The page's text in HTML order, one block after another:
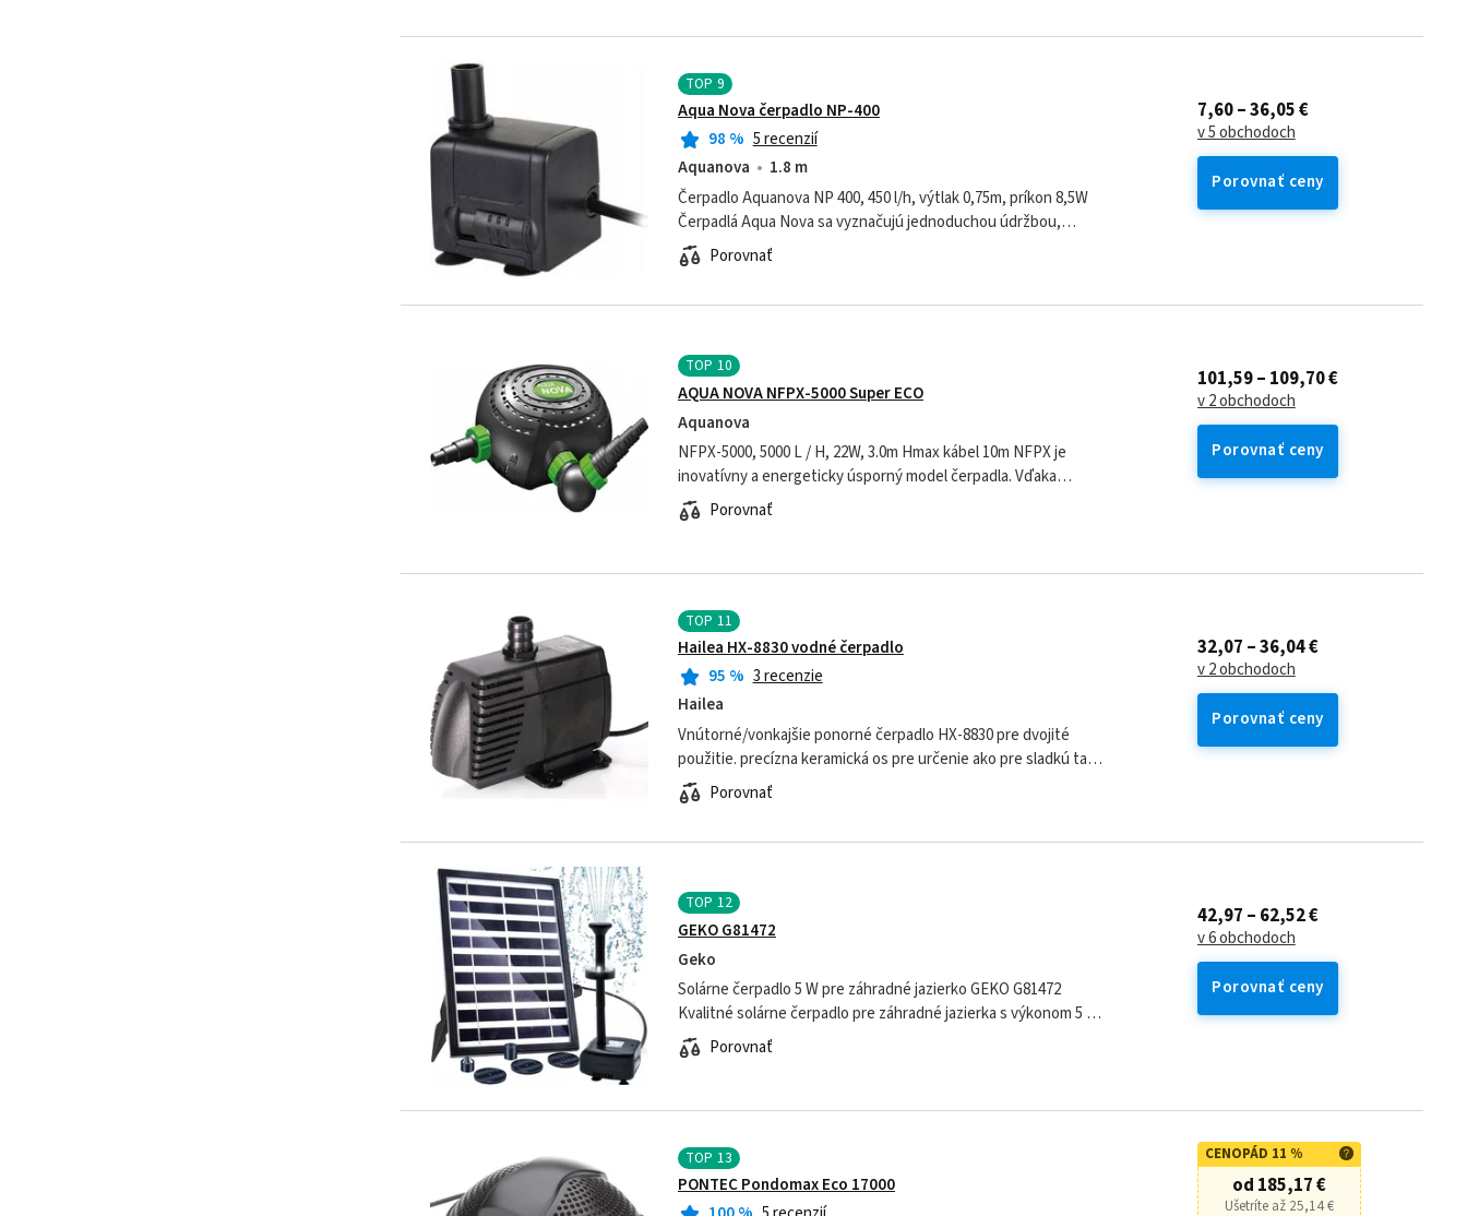
TOP9
Aqua Nova čerpadlo NP-400
98 % 5 recenzií
Aquanova
1.8 m
Čerpadlo Aquanova NP 400, 450 l/h, výtlak 0,75m, príkon 8,5W
Čerpadlá Aqua Nova sa vyznačujú jednoduchou údržbou,
jednoduchým a spoľahlivým dizajnom, vysokou účinnosťou a...
7,60 – 36,05 €
v 5 obchodoch
Porovnať ceny
Porovnať
TOP10
AQUA NOVA NFPX-5000 Super ECO
Aquanova
NFPX-5000, 5000 L / H, 22W, 3.0m Hmax kábel 10m NFPX je
inovatívny a energeticky úsporný model čerpadla. Vďaka
špeciálne navrhnutému potrubiu / fitingu sa môže používať na...
101,59 – 109,70 €
v 2 obchodoch
Porovnať ceny
Porovnať
TOP11
Hailea HX-8830 vodné čerpadlo
95 % 3 recenzie
Hailea
Vnútorné/vonkajšie ponorné čerpadlo HX-8830 pre dvojité
použitie. precízna keramická os pre určenie ako pre sladkú tak
32,07 – 36,04 €
v 2 obchodoch
Porovnať ceny
Porovnať
TOP12
GEKO G81472
Geko
Solárne čerpadlo 5 W pre záhradné jazierko GEKO G81472
Kvalitné solárne čerpadlo pre záhradné jazierka s výkonom 5 W.
42,97 – 62,52 €
v 6 obchodoch
Porovnať ceny
Porovnať
TOP13
PONTEC Pondomax Eco 17000
CENOPÁD 11 %
od 185,17 €
Ušetríte až 25,14 €